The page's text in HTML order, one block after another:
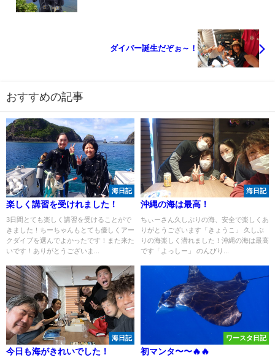
ダイバー誕生だぞぉ～！
おすすめの記事
海日記
楽しく講習を受けれました！
3日間とても楽しく講習を受けることがで
きました！ちーちゃんもとても優しくアー
クダイブを選んでよかったです！また来た
いです！ありがとうございま...
海日記
沖縄の海は最高！
ちぃーさん久しぶりの海、安全で楽しくあ
りがとうございます「きょうこ」 久しぶ
りの海楽しく潜れました！沖縄の海は最高
です「よっしー」 のんびり...
海日記
今日も海がきれいでした！
ワースタ日記
初マンタ〜〜🔥🔥